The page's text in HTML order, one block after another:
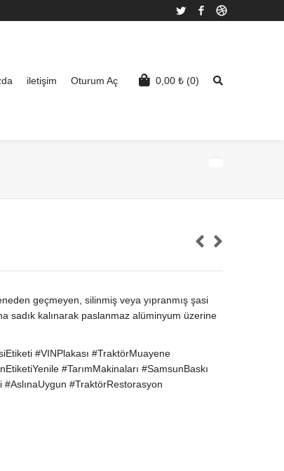
Twitter Facebook
0,00 ₺ (0)
iletişim Oturum Aç
geçmeyen, silinmiş veya yıpranmış şasi
sadık kalınarak paslanmaz alüminyum üzerine
#VINPlakası #TraktörMuayene
#TarımMakinaları #SamsunBaskı
#TraktörRestorasyon